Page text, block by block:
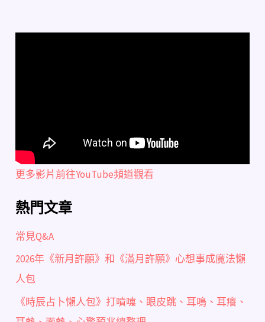
更多影片前往YouTube頻道觀看
熱門文章
常見Q&A
2026年《新月許願》和《滿月許願》心想事成魔法懶
人包
《時辰占卜懶人包》打噴嚏、眼皮跳、耳鳴、耳癢、